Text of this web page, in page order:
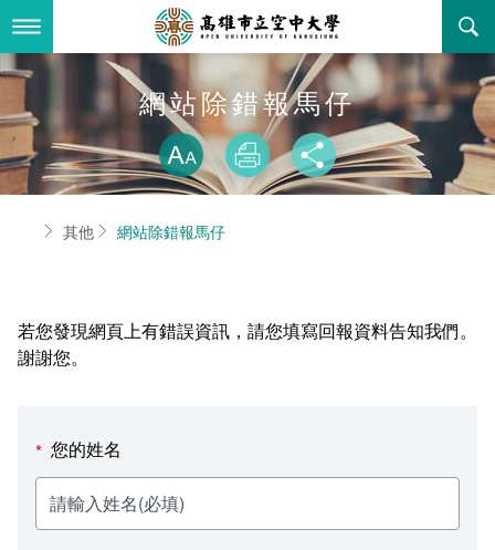
到
要
內最新消息
全部公告
教務公告
學系公告
活動研習
歷史訊息
新聞媒體專區
關於本校
空大簡介
立案證明
空大有利的學習條件
環境設備
本校位置
資訊圖像化專區
活動花絮
影音資訊
行政單位
行政單位簡介
校長室
教務處課務組
學習指導中心
學術單位
通識教育中心
法律學系
大眾傳播學系
其他好站
資訊相關法規
校務資訊
新生報名
在學資訊
校務系統
校內系統
網站除錯報馬仔
略過字型切
放大
列印 分享
首頁其他 網站除錯報馬仔
若您發現網頁上有錯誤資訊，請您填寫回報資料告知我們。
謝謝您。
* 您的姓名